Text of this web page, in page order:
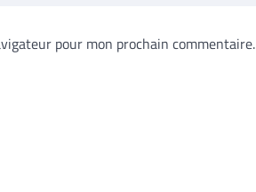
pour mon prochain commentaire.